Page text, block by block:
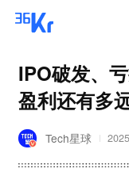
IPO破发、
盈利还有多
Tech星球